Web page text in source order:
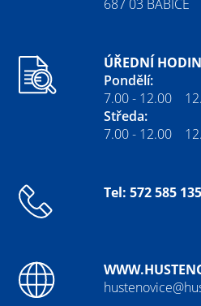
687 03 BABICE
ÚŘEDNÍ
Pondělí:
7.00 - 12.00
Středa:
7.00 - 12.00
Tel: 572 585 135